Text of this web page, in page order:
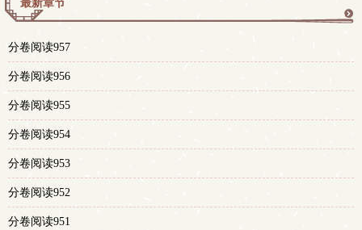
最新章节
分卷阅读957
分卷阅读956
分卷阅读955
分卷阅读954
分卷阅读953
分卷阅读952
分卷阅读951